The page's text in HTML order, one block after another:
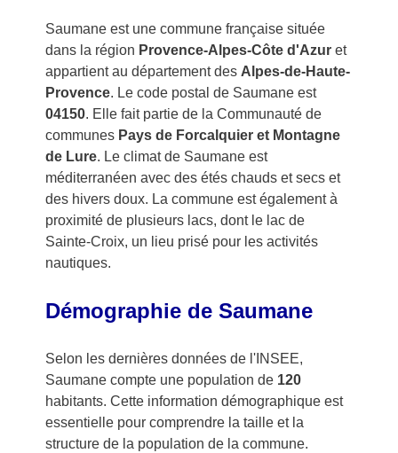
Saumane est une commune française située
dans la région Provence-Alpes-Côte d'Azuret
appartient au département des Alpes-de-Haute-
Provence. Le code postal de Saumane est
04150. Elle fait partie de la Communauté de
communes Pays de Forcalquier et Montagne
de Lure. Le climat de Saumane est
méditerranéen avec des étés chauds et secs et
des hivers doux. La commune est également à
proximité de plusieurs lacs, dont le lac de
Sainte-Croix, un lieu prisé pour les activités
nautiques.
Démographie de Saumane
Selon les dernières données de l'INSEE,
Saumane compte une population de 120
habitants. Cette information démographique est
essentielle pour comprendre la taille et la
structure de la population de la commune.